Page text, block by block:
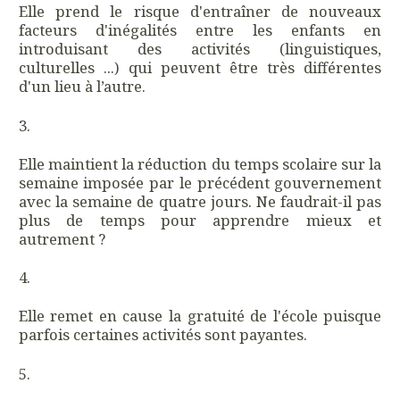
Elle prend le risque d'entraîner de nouveaux
facteurs d'inégalités entre les enfants en
introduisant des activités (linguistiques,
culturelles ...) qui peuvent être très différentes
d'un lieu à l’autre.
Elle maintient la réduction du temps scolaire sur la
semaine imposée par le précédent gouvernement
avec la semaine de quatre jours. Ne faudrait-il pas
plus de temps pour apprendre mieux et
autrement ?
Elle remet en cause la gratuité de l'école puisque
parfois certaines activités sont payantes.